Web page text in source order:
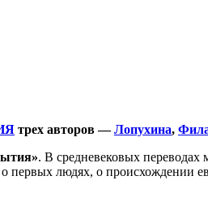
трех авторов —Лопухина,
. В средневековых
людях, о происхождении